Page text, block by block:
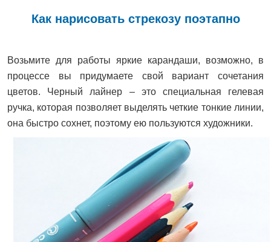
Как нарисовать стрекозу поэтапно
Возьмите для работы яркие карандаши, возможно, в
процессе вы придумаете свой вариант сочетания
цветов. Черный лайнер – это специальная гелевая
ручка, которая позволяет выделять четкие тонкие линии,
она быстро сохнет, поэтому ею пользуются художники.